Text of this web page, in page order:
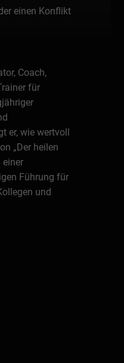
einen Konflikt
Coach,
für
er, wie wertvoll
„Der heilen
einer
Führung für
und
Rezension